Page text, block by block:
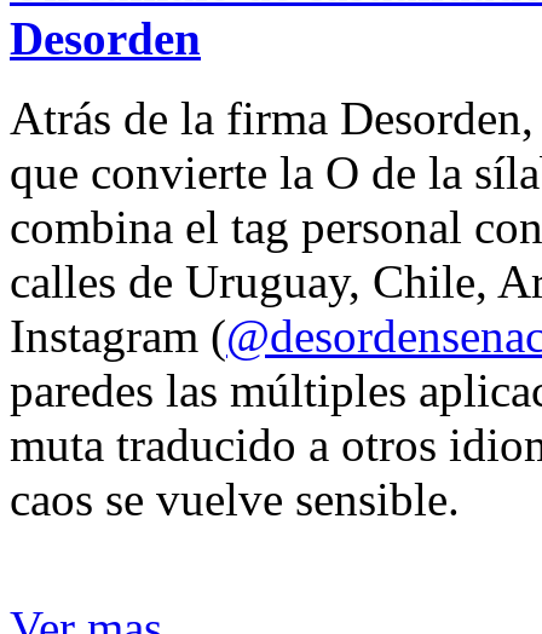
Desorden
Atrás de la firma
que convierte la O de la
combina el tag personal
calles de Uruguay, Chile,
Instagram (
paredes las múltiples
muta traducido a otros
caos se vuelve sensible.